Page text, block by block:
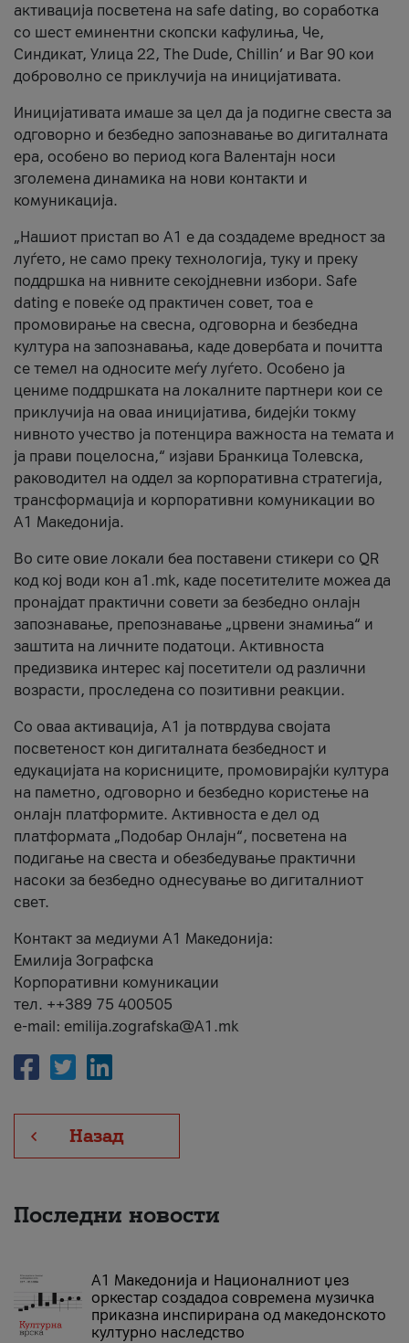
активација посветена на safe dating, во соработка
со шест еминентни скопски кафулиња, Че,
Синдикат, Улица 22, The Dude, Chillin’ и Bar 90 кои
доброволно се приклучија на иницијативата.
Иницијативата имаше за цел да ја подигне свеста за
одговорно и безбедно запознавање во дигиталната
ера, особено во период кога Валентајн носи
зголемена динамика на нови контакти и
комуникација.
„Нашиот пристап во А1 е да создадеме вредност за
луѓето, не само преку технологија, туку и преку
поддршка на нивните секојдневни избори. Safe
dating е повеќе од практичен совет, тоа е
промовирање на свесна, одговорна и безбедна
култура на запознавања, каде довербата и почитта
се темел на односите меѓу луѓето. Особено ја
цениме поддршката на локалните партнери кои се
приклучија на оваа иницијатива, бидејќи токму
нивното учество ја потенцира важноста на темата и
ја прави поцелосна,“ изјави Бранкица Толевска,
раководител на оддел за корпоративна стратегија,
трансформација и корпоративни комуникации во
А1 Македонија.
Во сите овие локали беа поставени стикери со QR
код кој води кон a1.mk, каде посетителите можеа да
пронајдат практични совети за безбедно онлајн
запознавање, препознавање „црвени знамиња“ и
заштита на личните податоци. Активноста
предизвика интерес кај посетители од различни
возрасти, проследена со позитивни реакции.
Со оваа активација, А1 ја потврдува својата
посветеност кон дигиталната безбедност и
едукацијата на корисниците, промовирајќи култура
на паметно, одговорно и безбедно користење на
онлајн платформите. Активноста е дел од
платформата „Подобар Онлајн“, посветена на
подигање на свеста и обезбедување практични
насоки за безбедно однесување во дигиталниот
свет.
Контакт за медиуми А1 Македонија:
Емилија Зографска
Корпоративни комуникации
тел. ++389 75 400505
e-mail: emilija.zografska@A1.mk
Назад
Последни новости
А1 Македонија и Националниот џез
оркестар создадоа современа музичка
приказна инспирирана од македонското
културно наследство